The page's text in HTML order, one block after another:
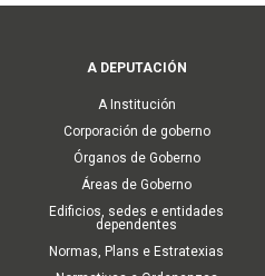
navigation
A DEPUTACIÓN
A Institución
Corporación de goberno
Órganos de Goberno
Áreas de Goberno
Edificios, sedes e entidades
dependentes
Normas, Plans e Estratexias